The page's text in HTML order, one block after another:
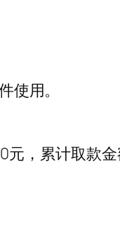
用。
，累计取款金